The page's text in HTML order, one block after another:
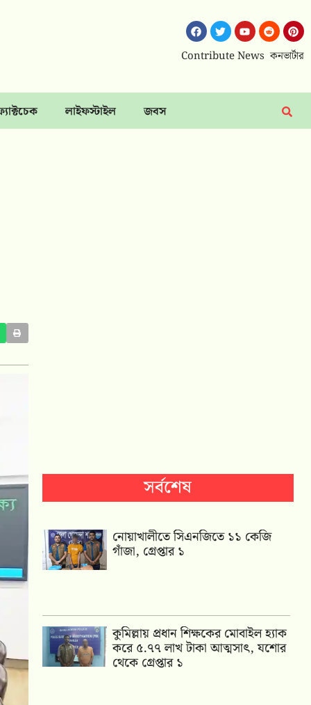
Contribute News কনভার্টার
লাইফস্টাইল জবস
সর্বশেষ
নোয়াখালীতে সিএনজিতে ১১ কেজি
গাঁজা, গ্রেপ্তার ১
কুমিল্লায় প্রধান শিক্ষকের মোবাইল হ্যাক
করে ৫.৭৭ লাখ টাকা আত্মসাৎ, যশোর
থেকে গ্রেপ্তার ১